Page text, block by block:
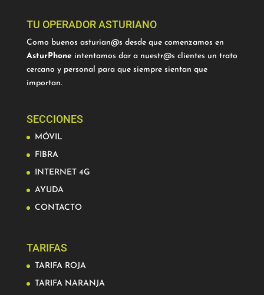
TU OPERADOR ASTURIANO
Como buenos asturian@s desde que comenzamos en
AsturPhoneintentamos dar a nuestr@s clientes un trato
cercano y personal para que siempre sientan que
importan.
SECCIONES
MÓVIL
FIBRA
INTERNET 4G
AYUDA
CONTACTO
TARIFAS
TARIFA ROJA
TARIFA NARANJA